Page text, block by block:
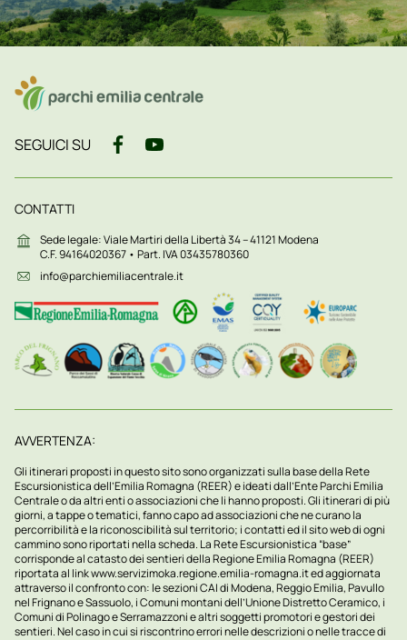
SEGUICI SU
CONTATTI
Sede legale: Viale Martiri della Libertà 34 – 41121 Modena
C.F. 94164020367 • Part. IVA 03435780360
info@parchiemiliacentrale.it
AVVERTENZA:
Gli itinerari proposti in questo sito sono organizzati sulla base della Rete
Escursionistica dell’Emilia Romagna (REER) e ideati dall’Ente Parchi Emilia
Centrale o da altri enti o associazioni che li hanno proposti. Gli itinerari di più
giorni, a tappe o tematici, fanno capo ad associazioni che ne curano la
percorribilità e la riconoscibilità sul territorio; i contatti ed il sito web di ogni
cammino sono riportati nella scheda. La Rete Escursionistica “base”
corrisponde al catasto dei sentieri della Regione Emilia Romagna (REER)
riportata al linkwww.servizimoka.regione.emilia-romagna.ited aggiornata
attraverso il confronto con: le sezioni CAI di Modena, Reggio Emilia, Pavullo
nel Frignano e Sassuolo, i Comuni montani dell’Unione Distretto Ceramico, i
Comuni di Polinago e Serramazzoni e altri soggetti promotori e gestori dei
sentieri. Nel caso in cui si riscontrino errori nelle descrizioni o nelle tracce di